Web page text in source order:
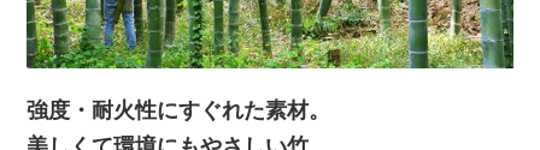
強度・耐火性にすぐれた素材。